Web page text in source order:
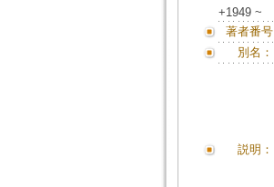
+1949 ~
著者番号
別名：
説明：